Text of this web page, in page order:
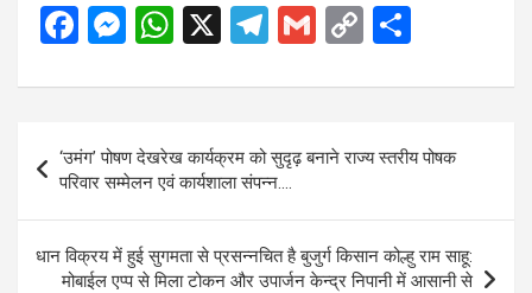
F
ce
b
o
o
k
M
se
n
g
er
W
at
A
p
p
X
T
e
a
m
G
ail
C
py
n
k
ar
e
navigation
‘उमंग’ पोषण देखरेख कार्यक्रम को सुदृढ़ बनाने राज्य स्तरीय पोषक
परिवार सम्मेलन एवं कार्यशाला संपन्न….
धान विक्रय में हुई सुगमता से प्रसन्नचित है बुजुर्ग किसान कोल्हु राम साहू:
मोबाईल एप्प से मिला टोकन और उपार्जन केन्द्र निपानी में आसानी से